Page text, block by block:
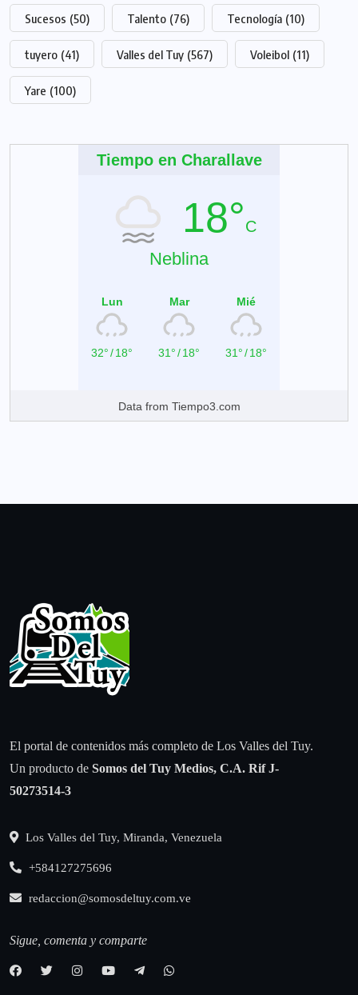
Sucesos (50) Talento (76) Tecnología (10)
tuyero (41) Valles del Tuy (567) Voleibol (11)
Yare (100)
Tiempo en Charallave
18°C
Neblina
Lun
32°/18°
Mar
31°/18°
Mié
31°/18°
Data from Tiempo3.com
El portal de contenidos más completo de Los Valles del Tuy.
Un producto de Somos del Tuy Medios, C.A. Rif J-
50273514-3
Los Valles del Tuy, Miranda, Venezuela
+584127275696
redaccion@somosdeltuy.com.ve
Sigue, comenta y comparte